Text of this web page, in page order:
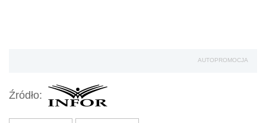
AUTOPROMOCJA
Źródło: